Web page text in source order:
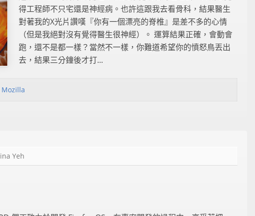
得工程師不只宅還是神經病。也許這跟我去看骨科，結果醫生
對著我的X光片讚嘆『你有一個漂亮的脊椎』是差不多的心情
（但是我絕對沒有覺得醫生很神經）。 運算結果正確，會動會
跑，還不是都一樣？當然不一樣，你難道希望你的憤怒鳥丟出
去，結果三分鐘後才打...
Yeh